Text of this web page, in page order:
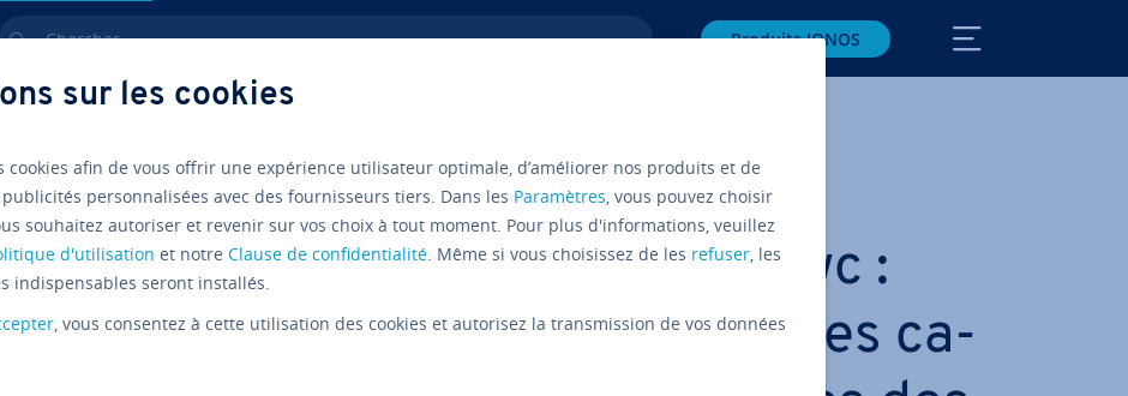
Chercher Produits IONOS
Commande Linux wc :
compter les mots, les ca­
Linux Tutoriels
sur les cookies
cookies afin de vous offrir une expérience utilisateur optimale, d’améliorer nos produits et de
personnalisées avec des fournisseurs tiers. Dans les Paramètres, vous pouvez choisir
souhaitez autoriser et revenir sur vos choix à tout moment. Pour plus d'informations, veuillez
d'utilisation et notre Clause de confidentialité. Même si vous choisissez de les refuser, les
indispensables seront installés.
, vous consentez à cette utilisation des cookies et autorisez la transmission de vos données